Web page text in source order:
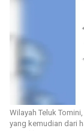
Wilayah Teluk
yang kemudian dari